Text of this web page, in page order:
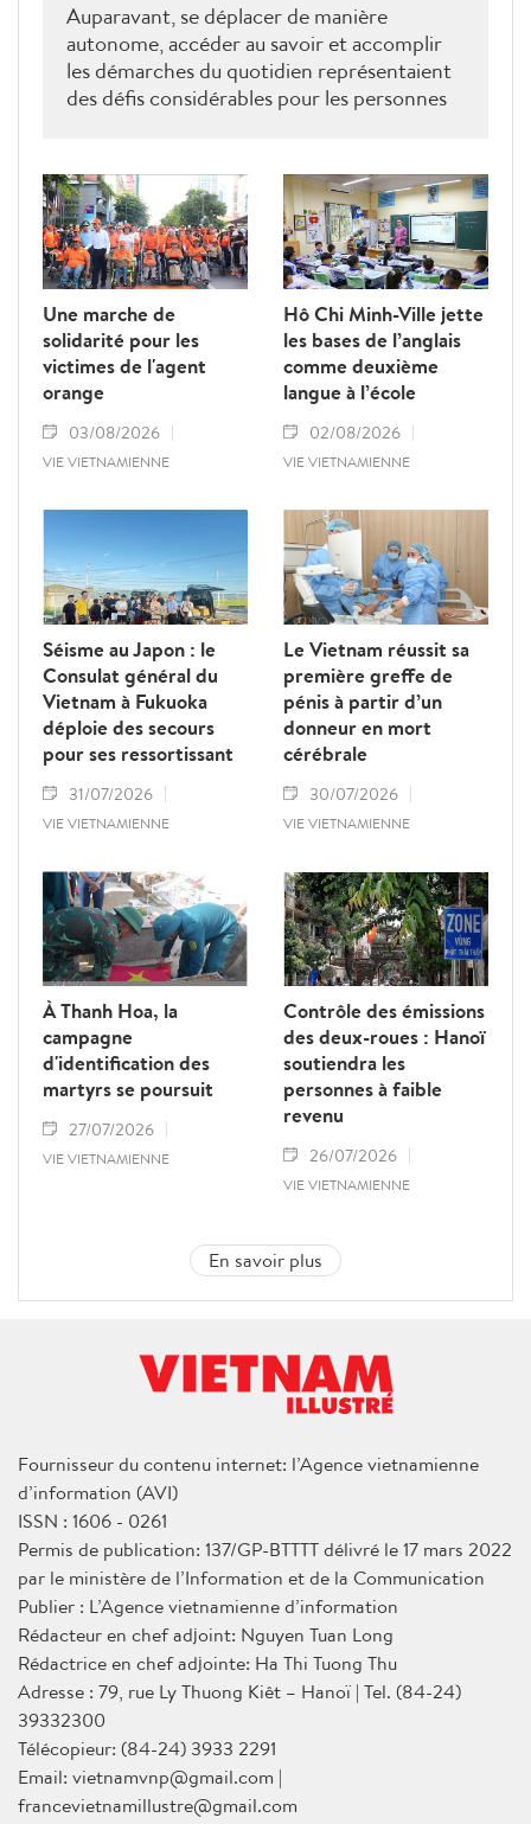
Auparavant, se déplacer de manière
autonome, accéder au savoir et accomplir
les démarches du quotidien représentaient
des défis considérables pour les personnes
réel, utiliser les réseaux sociaux, effectuer
des paiements électroniques et même
programmer des logiciels ou composer de la
musique sur leur ordinateur. Ces avancées
remarquables témoignent du pouvoir du
numérique qui, non seulement les aide à
atténuer les effets de leur handicap et à
élargir leurs perspectives d'intégration, mais
contribue également à valoriser et à
affirmer la dignité de chaque individu.
Une marche de
solidarité pour les
victimes de l'agent
orange
03/08/2026
VIE VIETNAMIENNE
Hô Chi Minh-Ville jette
les bases de l’anglais
comme deuxième
langue à l’école
02/08/2026
VIE VIETNAMIENNE
Séisme au Japon : le
Consulat général du
Vietnam à Fukuoka
déploie des secours
pour ses ressortissant
31/07/2026
VIE VIETNAMIENNE
Le Vietnam réussit sa
première greffe de
pénis à partir d’un
donneur en mort
cérébrale
30/07/2026
VIE VIETNAMIENNE
À Thanh Hoa, la
campagne
d'identification des
martyrs se poursuit
27/07/2026
VIE VIETNAMIENNE
Contrôle des émissions
des deux-roues : Hanoï
soutiendra les
personnes à faible
revenu
26/07/2026
VIE VIETNAMIENNE
En savoir plus
Fournisseur du contenu internet: l’Agence vietnamienne
d’information (AVI)
ISSN : 1606 - 0261
Permis de publication: 137/GP-BTTTT délivré le 17 mars 2022
par le ministère de l’Information et de la Communication
Publier : L’Agence vietnamienne d’information
Rédacteur en chef adjoint: Nguyen Tuan Long
Rédactrice en chef adjointe: Ha Thi Tuong Thu
Adresse : 79, rue Ly Thuong Kiêt – Hanoï | Tel. (84-24)
39332300
Télécopieur: (84-24) 3933 2291
Email: vietnamvnp@gmail.com |
francevietnamillustre@gmail.com